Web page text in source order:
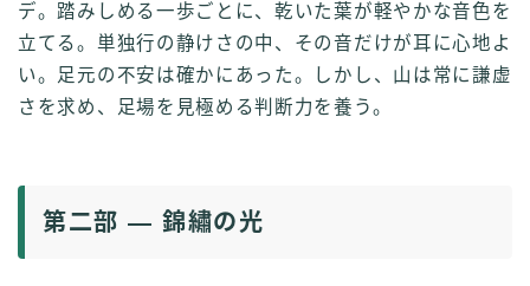
デ。踏みしめる一歩ごとに、乾いた葉が軽やかな音色を
立てる。単独行の静けさの中、その音だけが耳に心地よ
い。足元の不安は確かにあった。しかし、山は常に謙虚
さを求め、足場を見極める判断力を養う。
第二部 ― 錦繡の光